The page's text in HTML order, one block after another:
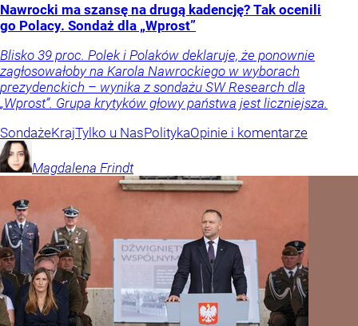
Nawrocki ma szansę na drugą kadencję? Tak ocenili
go Polacy. Sondaż dla „Wprost”
Blisko 39 proc. Polek i Polaków deklaruje, że ponownie
zagłosowałoby na Karola Nawrockiego w wyborach
prezydenckich – wynika z sondażu SW Research dla
„Wprost”. Grupa krytyków głowy państwa jest liczniejsza.
SondażeKrajTylko u NasPolitykaOpinie i komentarze
Magdalena Frindt